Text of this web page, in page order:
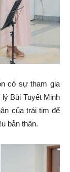
có sự tham gia
Bùi Tuyết Minh
của trái tim để
bản thân.